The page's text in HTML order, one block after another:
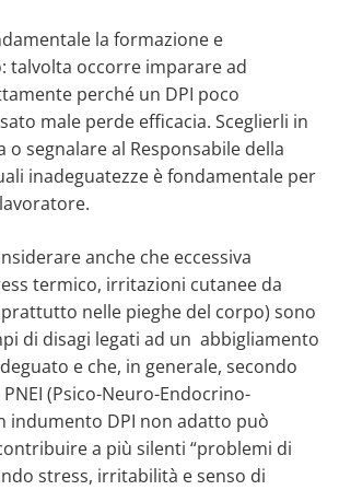
la formazione e
talvolta occorre imparare ad
perché un DPI poco
male perde efficacia. Sceglierli in
segnalare al Responsabile della
inadeguatezze è fondamentale per
anche che eccessiva
termico, irritazioni cutanee da
nelle pieghe del corpo) sono
di disagi legati ad un abbigliamento
e che, in generale, secondo
(Psico-Neuro-Endocrino-
indumento DPI non adatto può
a più silenti “problemi di
stress, irritabilità e senso di